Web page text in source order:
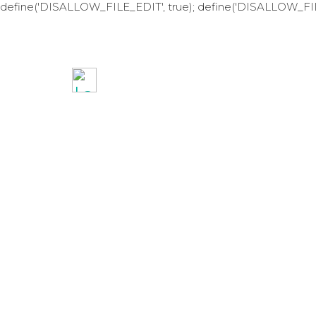
define('DISALLOW_FILE_EDIT', true);